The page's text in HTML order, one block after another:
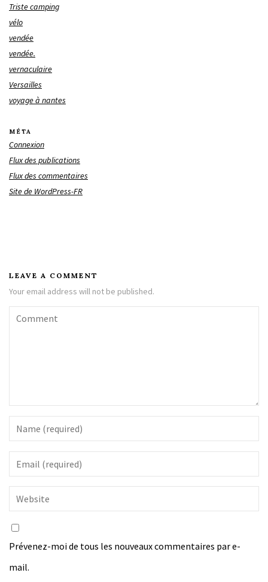
Triste camping
vélo
vendée
vendée.
vernaculaire
Versailles
voyage à nantes
MÉTA
Connexion
Flux des publications
Flux des commentaires
Site de WordPress-FR
LEAVE A COMMENT
Your email address will not be published.
Prévenez-moi de tous les nouveaux commentaires par e-
mail.